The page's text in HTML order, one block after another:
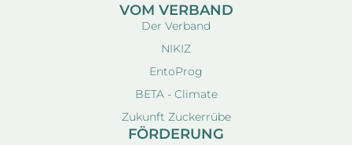
VOM VERBAND
Der Verband
NIKIZ
EntoProg
BETA - Climate
Zukunft Zuckerrübe
FÖRDERUNG